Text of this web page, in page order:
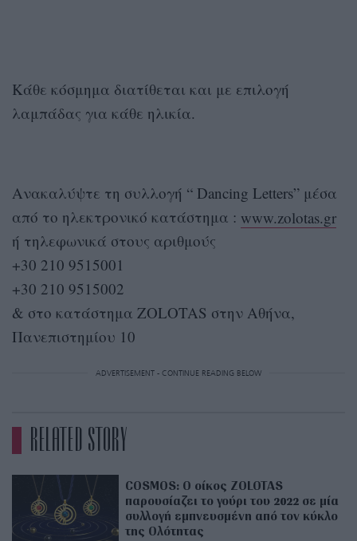
Κάθε κόσμημα διατίθεται και με επιλογή
λαμπάδας για κάθε ηλικία.
Ανακαλύψτε τη συλλογή “ Dancing Letters” μέσα
από το ηλεκτρονικό κατάστημα : www.zolotas.gr
ή τηλεφωνικά στους αριθμούς
+30 210 9515001
+30 210 9515002
& στο κατάστημα ZOLOTAS στην Αθήνα,
Πανεπιστημίου 10
ADVERTISEMENT - CONTINUE READING BELOW
RELATED STORY
COSMOS: Ο οίκος ZOLOTAS
παρουσίαζει το γούρι του 2022 σε μία
συλλογή εμπνευσμένη από τον κύκλο
της Ολότητας